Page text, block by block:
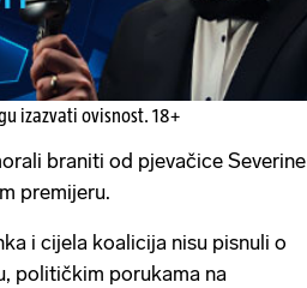
izazvati ovisnost. 18+
braniti od pjevačice Severine
premijeru.
i cijela koalicija nisu pisnuli o
političkim porukama na